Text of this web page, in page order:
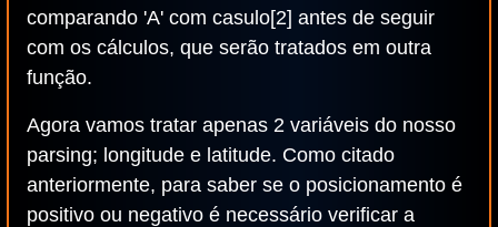
comparando 'A' com casulo[2] antes de seguir
com os cálculos, que serão tratados em outra
função.
Agora vamos tratar apenas 2 variáveis do nosso
parsing; longitude e latitude. Como citado
anteriormente, para saber se o posicionamento é
positivo ou negativo é necessário verificar a